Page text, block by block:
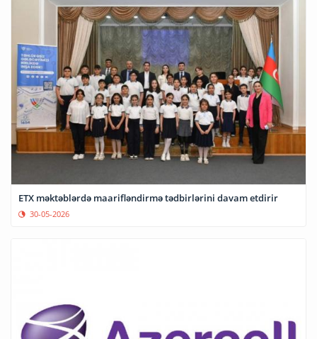
ETX məktəblərdə maarifləndirmə tədbirlərini davam etdirir
30-05-2026